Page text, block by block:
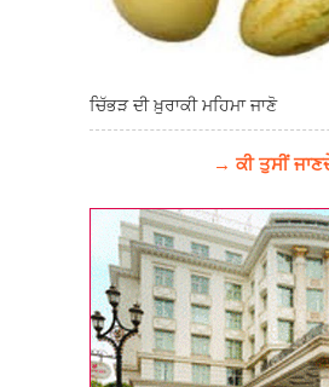
ਚਿੱਭੜ ਦੀ ਖ਼ੁਰਾਕੀ ਮਹਿਮਾ ਜਾਣੋ
→ ਕੀ ਤੁਸੀਂ